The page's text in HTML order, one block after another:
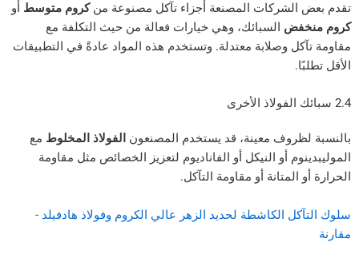
المصنعة أجزاء تآكل مصنوعة من كروم متوسطأو
السبائك، وهي خيارات فعالة من حيث التكلفة مع
وصلابة معتدلة. وتستخدم هذه المواد عادةً في التطبيقات
معينة، قد يستخدم المصنعونالفولاذ المخلوطمع
أو النيكل أو الفاناديوم لتعزيز الخصائص مثل مقاومة
أو مقاومة التآكل.
الكاشطة لحديد الزهر عالي الكروم وفولاذ هادفيلد -